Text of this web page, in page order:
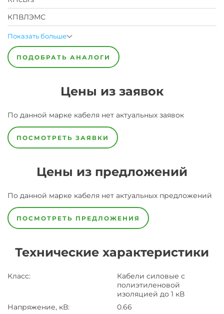
КПВЛЭМС
Показать больше
ПОДОБРАТЬ АНАЛОГИ
Цены из заявок
По данной марке кабеля нет актуальных заявок
ПОСМОТРЕТЬ ЗАЯВКИ
Цены из предложений
По данной марке кабеля нет актуальных предложений
ПОСМОТРЕТЬ ПРЕДЛОЖЕНИЯ
Технические характеристики
Класс:
Кабели силовые с
полиэтиленовой
изоляцией до 1 кВ
Напряжение, кВ: 0.66